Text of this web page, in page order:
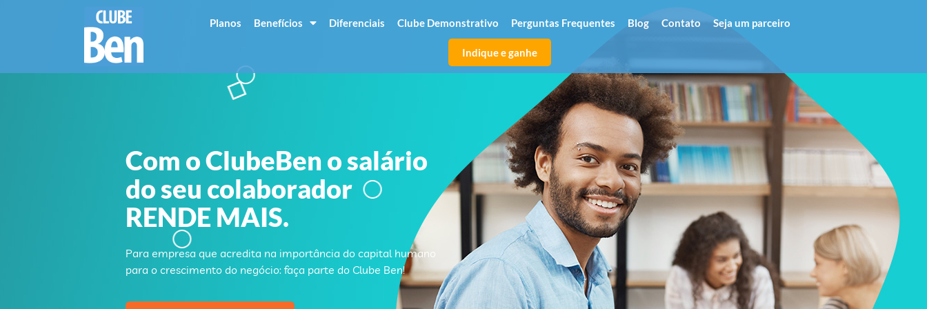
Planos Benefícios Diferenciais Clube Demonstrativo Perguntas Frequentes Blog Contato Seja um parceiro
Indique e ganhe
Com o ClubeBen o salário
do seu colaborador
RENDE MAIS.
Para empresa que acredita na importância do capital humano
para o crescimento do negócio: faça parte do Clube Ben!